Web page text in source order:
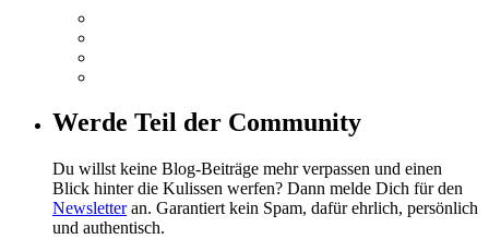
Werde Teil der Community
Du willst keine Blog-Beiträge mehr verpassen und einen
Blick hinter die Kulissen werfen? Dann melde Dich für den
Newsletteran. Garantiert kein Spam, dafür ehrlich, persönlich
und authentisch.